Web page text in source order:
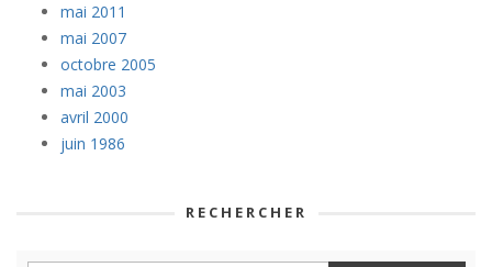
mai 2011
mai 2007
octobre 2005
mai 2003
avril 2000
juin 1986
RECHERCHER